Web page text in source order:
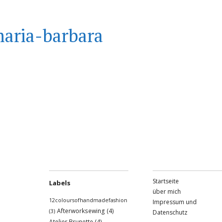
barbara
Startseite
über mich
Impressum und
Datenschutz
Labels
12coloursofhandmadefashion
(3) Afterworksewing (4)